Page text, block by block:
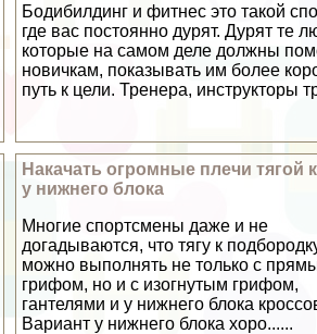
Бодибилдинг и фитнес это такой
где вас постоянно дурят. Дурят те
которые на самом деле должны
новичкам, показывать им более
путь к цели. Тренера, инструкторы
Накачать огромные плечи тягой
у нижнего блока
Многие спортсмены даже и не
догадываются, что тягу к
можно выполнять не только с
грифом, но и с изогнутым грифом,
гантелями и у нижнего блока
Вариант у нижнего блока хоро......